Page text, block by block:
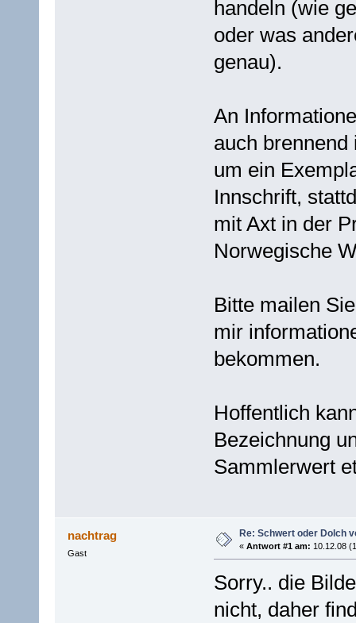
handeln (wie
oder was
genau).
An
auch
um ein
Innschrift,
mit Axt in der
Norwegische
Bitte mailen
mir
bekommen.
Hoffentlich
Bezeichnung
Sammlerwert
nachtrag
Gast
Re: Schwert oder Dolch
« Antwort #1 am: 10.12.08
Sorry.. die
nicht, daher